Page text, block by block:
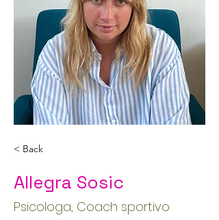
< Back
Allegra Sosic
Psicologa, Coach sportivo